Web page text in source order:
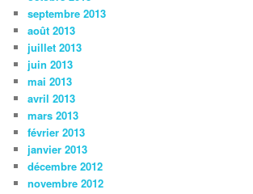
septembre 2013
août 2013
juillet 2013
juin 2013
mai 2013
avril 2013
mars 2013
février 2013
janvier 2013
décembre 2012
novembre 2012